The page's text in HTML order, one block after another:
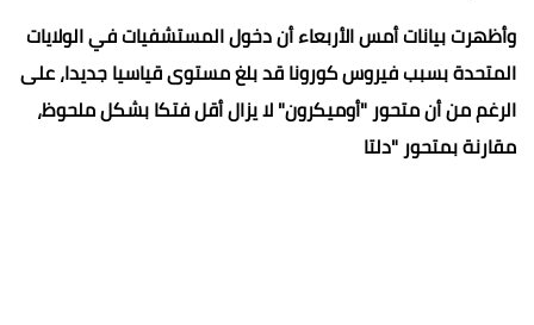
وأظهرت بيانات أمس الأربعاء أن دخول المستشفيات في الولايات
المتحدة بسبب فيروس كورونا قد بلغ مستوى قياسيا جديدا، على
الرغم من أن متحور "أوميكرون" لا يزال أقل فتكا بشكل ملحوظ،
مقارنة بمتحور "دلتا